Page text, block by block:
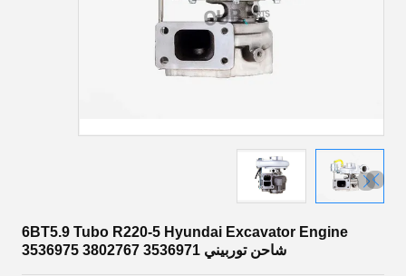
6BT5.9 Tubo R220-5 Hyundai Excavator Engine
شاحن توربيني 3536971 3802767 3536975